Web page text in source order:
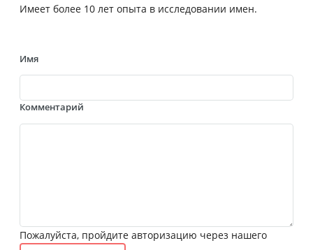
Имеет более 10 лет опыта в исследовании имен.
Имя
Комментарий
Пожалуйста, пройдите авторизацию через нашего